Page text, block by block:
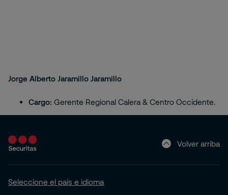
Jorge Alberto Jaramillo Jaramillo
Cargo: Gerente Regional Calera & Centro Occidente.
Volver arriba
Seleccione el país e idioma